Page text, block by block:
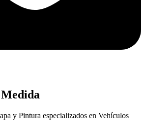
y Pintura especializados en Vehículos